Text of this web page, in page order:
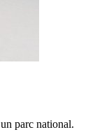
parc national.